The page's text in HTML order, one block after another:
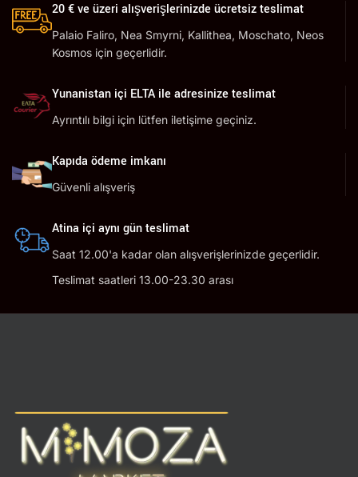
20 € ve üzeri alışverişlerinizde ücretsiz teslimat
Palaio Faliro, Nea Smyrni, Kallithea, Moschato, Neos
Kosmos için geçerlidir.
Yunanistan içi ELTA ile adresinize teslimat
Ayrıntılı bilgi için lütfen iletişime geçiniz.
Kapıda ödeme imkanı
Güvenli alışveriş
Atina içi aynı gün teslimat
Saat 12.00'a kadar olan alışverişlerinizde geçerlidir.
Teslimat saatleri 13.00-23.30 arası